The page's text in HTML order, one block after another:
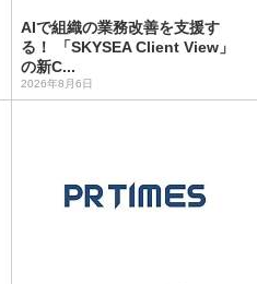
AIで組織の業務改善を支援す
る！ 「SKYSEA Client View」
の新C...
2026年8月6日